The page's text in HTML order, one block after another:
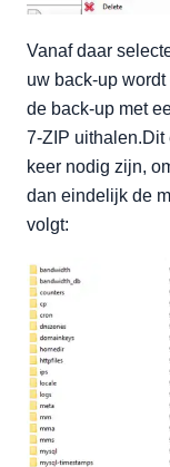
Vanaf daar
uw back-up
de back-up met
7-ZIP
keer nodig zijn,
dan eindelijk de
volgt: